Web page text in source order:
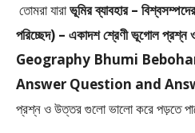
তোমরা যারাভূমির ব্যাবহার –
পরিচ্ছেদ) – একাদশ শ্রেণী ভূগোল প্রশ্ন
Geography Bhumi
Answer Question and
প্রশ্ন ও উত্তর গুলো ভালো করে পড়তে